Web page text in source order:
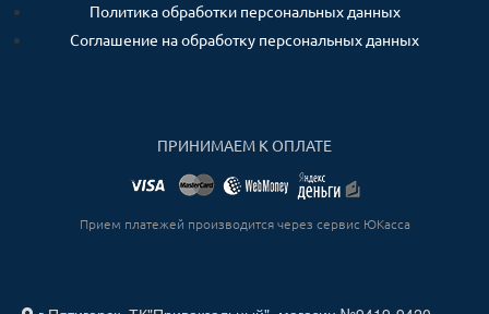
Политика обработки персональных данных
Соглашение на обработку персональных данных
ПРИНИМАЕМ К ОПЛАТЕ
Прием платежей производится через сервис ЮКасса